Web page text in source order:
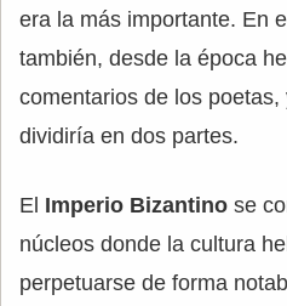
era la más importante. En
también, desde la época
comentarios de los poetas,
dividiría en dos partes.
El Imperio Bizantino se
núcleos donde la cultura
perpetuarse de forma